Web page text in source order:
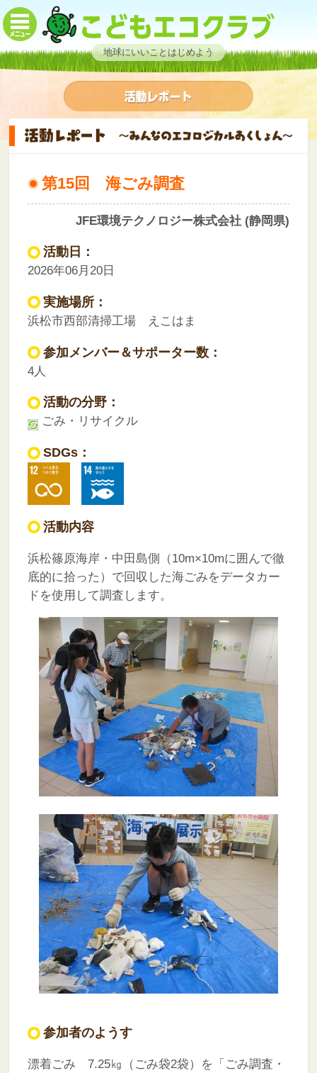
地球にいいことはじめよう
第15回 海ごみ調査
JFE環境テクノロジー株式会社 (静岡県)
活動日：
2026年06月20日
実施場所：
浜松市西部清掃工場 えこはま
参加メンバー＆サポーター数：
4人
活動の分野：
ごみ・リサイクル
SDGs：
活動内容
浜松篠原海岸・中田島側（10m×10mに囲んで徹
底的に拾った）で回収した海ごみをデータカー
ドを使用して調査します。
参加者のようす
漂着ごみ 7.25㎏（ごみ袋2袋）を「ごみ調査・